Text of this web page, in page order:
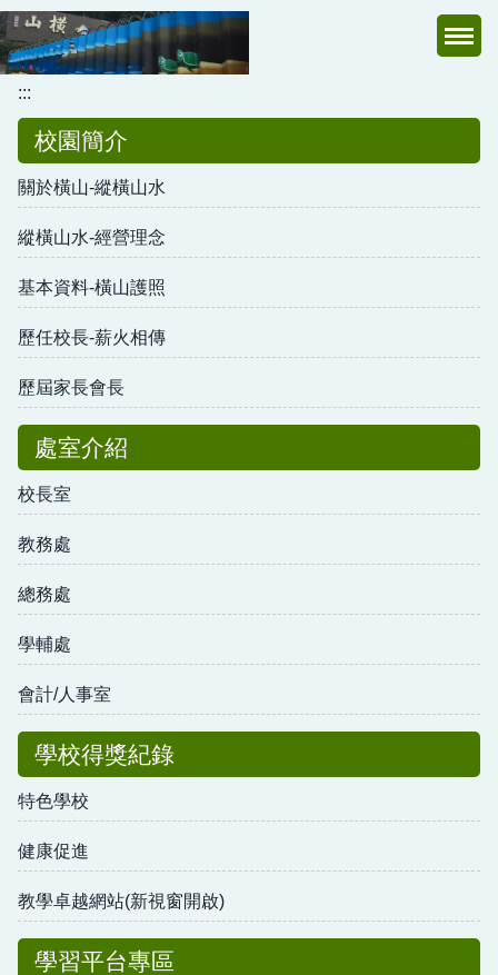
跳
到
主
要
內
區
:::
校園簡介
關於橫山-縱橫山水
縱橫山水-經營理念
基本資料-橫山護照
歷任校長-薪火相傳
歷屆家長會長
處室介紹
校長室
教務處
總務處
學輔處
會計/人事室
學校得獎紀錄
特色學校
健康促進
教學卓越網站(新視窗開啟)
學習平台專區